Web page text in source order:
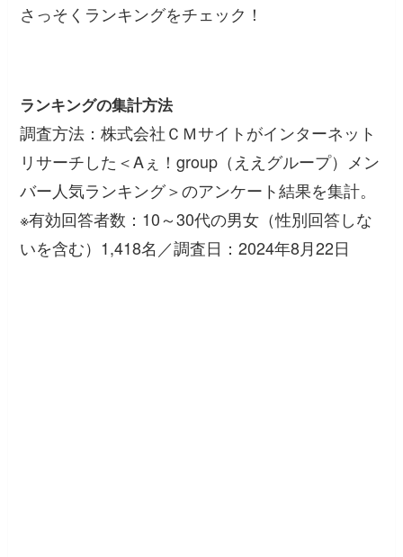
さっそくランキングをチェック！
ランキングの集計方法
調査方法：株式会社ＣＭサイトがインターネット
リサーチした＜Aぇ！group（ええグループ）メン
バー人気ランキング＞のアンケート結果を集計。
※有効回答者数：10～30代の男女（性別回答しな
いを含む）1,418名／調査日：2024年8月22日